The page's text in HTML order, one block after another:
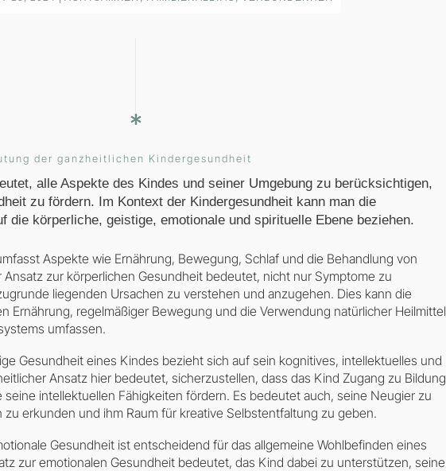
der ganzheitlichen Kindergesundheit
alle Aspekte des Kindes und seiner Umgebung zu berücksichtigen,
zu fördern. Im Kontext der Kindergesundheit kann man die
die körperliche, geistige, emotionale und spirituelle Ebene beziehen.
Aspekte wie Ernährung, Bewegung, Schlaf und die Behandlung von
Ansatz zur körperlichen Gesundheit bedeutet, nicht nur Symptome zu
liegenden Ursachen zu verstehen und anzugehen. Dies kann die
Ernährung, regelmäßiger Bewegung und die Verwendung natürlicher Heilmittel
umfassen.
Gesundheit eines Kindes bezieht sich auf sein kognitives, intellektuelles und
Ansatz hier bedeutet, sicherzustellen, dass das Kind Zugang zu Bildung
intellektuellen Fähigkeiten fördern. Es bedeutet auch, seine Neugier zu
erkunden und ihm Raum für kreative Selbstentfaltung zu geben.
Gesundheit ist entscheidend für das allgemeine Wohlbefinden eines
zur emotionalen Gesundheit bedeutet, das Kind dabei zu unterstützen, seine